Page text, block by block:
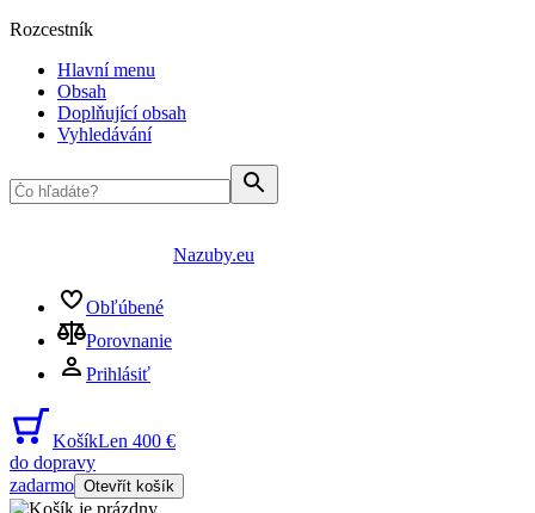
Rozcestník
Hlavní menu
Obsah
Doplňující obsah
Vyhledávání
Nazuby.eu
Obľúbené
Porovnanie
Prihlásiť
KošíkLen 400 €
do dopravy
zadarmo Otevřít košík